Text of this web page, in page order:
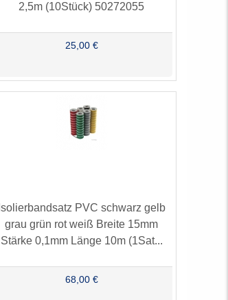
2,5m (10Stück) 50272055
25,00 €
Isolierbandsatz PVC schwarz gelb
grau grün rot weiß Breite 15mm
Stärke 0,1mm Länge 10m (1Sat...
68,00 €